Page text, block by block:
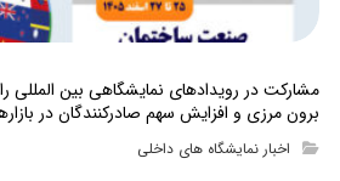
مشارکت در رویدادهای نمایشگاهی بین المللی
برون مرزی و افزایش سهم صادرکنندگان در
اخبار نمایشگاه های داخلی